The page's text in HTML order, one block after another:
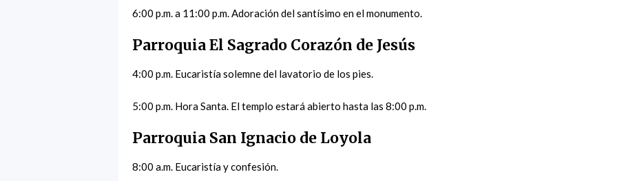
6:00 p.m. a 11:00 p.m. Adoración del santísimo en el monumento.
Parroquia El Sagrado Corazón de Jesús
4:00 p.m. Eucaristía solemne del lavatorio de los pies.
5:00 p.m. Hora Santa. El templo estará abierto hasta las 8:00 p.m.
Parroquia San Ignacio de Loyola
8:00 a.m. Eucaristía y confesión.